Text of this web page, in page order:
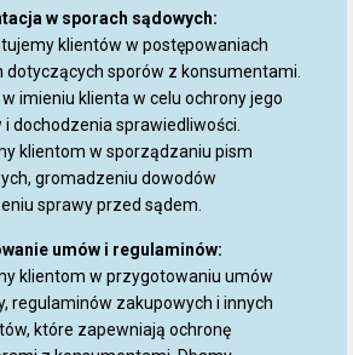
w sporach sądowych:
klientów w postępowaniach
dotyczących sporów z konsumentami.
w imieniu klienta w celu ochrony jego
dochodzenia sprawiedliwości.
klientom w sporządzaniu pism
gromadzeniu dowodów
sprawy przed sądem.
umów i regulaminów:
klientom w przygotowaniu umów
regulaminów zakupowych i innych
które zapewniają ochronę